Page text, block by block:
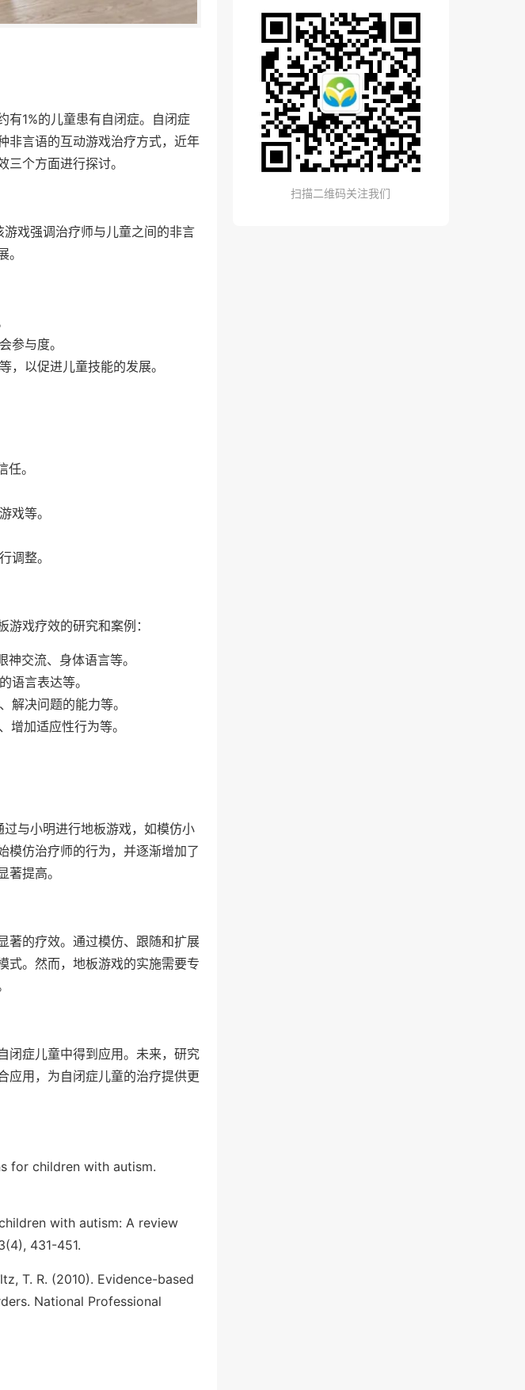
有1%的儿童患有自闭症。自闭症
非言语的互动游戏治疗方式，近年
个方面进行探讨。
戏强调治疗师与儿童之间的非言
参与度。
，以促进儿童技能的发展。
。
戏等。
调整。
戏疗效的研究和案例：
交流、身体语言等。
语言表达等。
解决问题的能力等。
增加适应性行为等。
与小明进行地板游戏，如模仿小
模仿治疗师的行为，并逐渐增加了
提高。
著的疗效。通过模仿、跟随和扩展
式。然而，地板游戏的实施需要专
闭症儿童中得到应用。未来，研究
应用，为自闭症儿童的治疗提供更
for children with autism.
with autism: A review
431-451.
T. R. (2010). Evidence-based
National Professional
扫描二维码关注我们